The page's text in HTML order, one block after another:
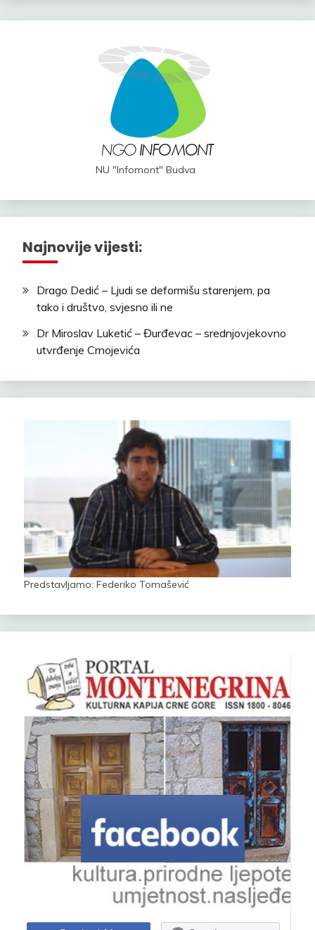
NU "Infomont" Budva
Najnovije vijesti:
Drago Dedić – Ljudi se deformišu starenjem, pa
tako i društvo, svjesno ili ne
Dr Miroslav Luketić – Đurđevac – srednjovjekovno
utvrđenje Crnojevića
Predstavljamo: Federiko Tomašević